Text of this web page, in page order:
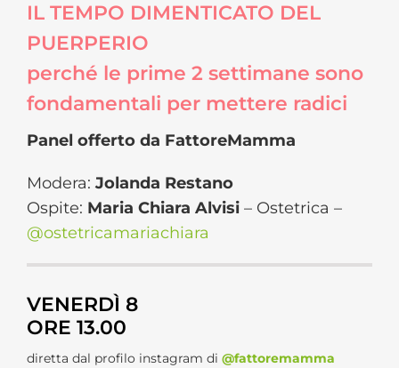
IL TEMPO DIMENTICATO DEL
PUERPERIO
perché le prime 2 settimane sono
fondamentali per mettere radici
Panel offerto da FattoreMamma
Modera: Jolanda Restano
Ospite: Maria Chiara Alvisi– Ostetrica –
@ostetricamariachiara
VENERDÌ 8
ORE 13.00
diretta dal profilo instagram di @fattoremamma